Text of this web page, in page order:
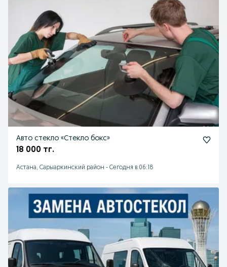
Авто стекло «Стекло бокс»
18 000 тг.
Астана, Сарыаркинский район - Сегодня в 06:18